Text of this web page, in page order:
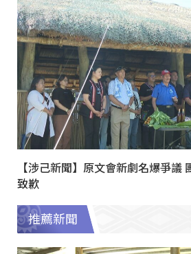
【涉己新聞】原文會新劇名爆爭
致歉
推薦新聞